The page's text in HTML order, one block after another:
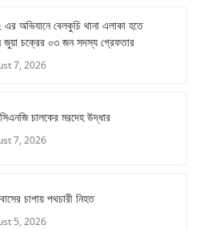
এর অভিযানে বেলকুচি থানা এলাকা হতে
জুয়া চক্রের ০৩ জন সদস্য গ্রেফতার
7, 2026
চালকের মরদেহ উদ্ধার
7, 2026
চাপায় পথচারী নিহত
5, 2026